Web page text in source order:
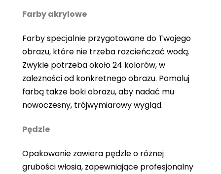
Farby akrylowe
Farby specjalnie przygotowane do Twojego
obrazu, które nie trzeba rozcieńczać wodą.
Zwykle potrzeba około 24 kolorów, w
zależności od konkretnego obrazu. Pomaluj
farbą także boki obrazu, aby nadać mu
nowoczesny, trójwymiarowy wygląd.
Pędzle
Opakowanie zawiera pędzle o różnej
grubości włosia, zapewniające profesjonalny